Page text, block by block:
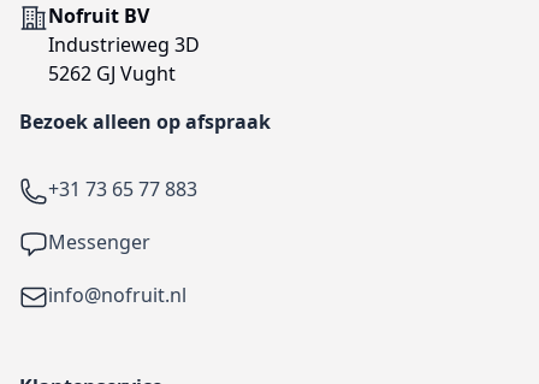
AdresNofruit BV
Industrieweg 3D
5262 GJ Vught
Bezoek alleen op afspraak
Telefoon
+31 73 65 77 883
Facebook
Messenger
Emailinfo@nofruit.nl